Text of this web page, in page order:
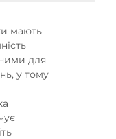
мають
для
у тому